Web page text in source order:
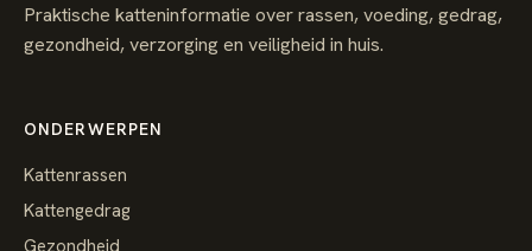
Praktische katteninformatie over rassen, voeding, gedrag,
gezondheid, verzorging en veiligheid in huis.
ONDERWERPEN
Kattenrassen
Kattengedrag
Gezondheid